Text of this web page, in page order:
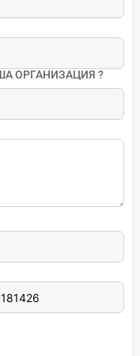
ОРГАНИЗАЦИЯ ?